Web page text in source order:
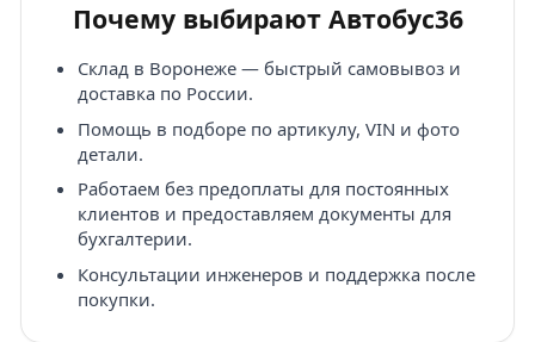
Почему выбирают Автобус36
Склад в Воронеже — быстрый самовывоз и
доставка по России.
Помощь в подборе по артикулу, VIN и фото
детали.
Работаем без предоплаты для постоянных
клиентов и предоставляем документы для
бухгалтерии.
Консультации инженеров и поддержка после
покупки.